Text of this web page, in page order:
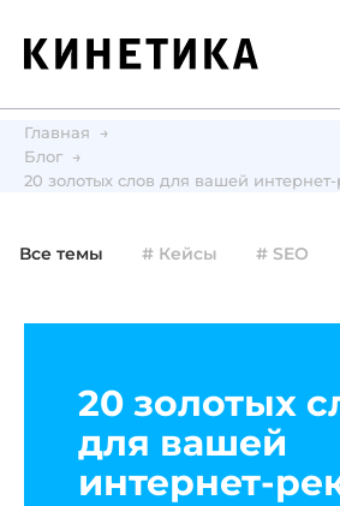
Главная
Блог
20 золотых слов для вашей
Все темы # Кейсы # SEO
20 золотых
для вашей
интернет-